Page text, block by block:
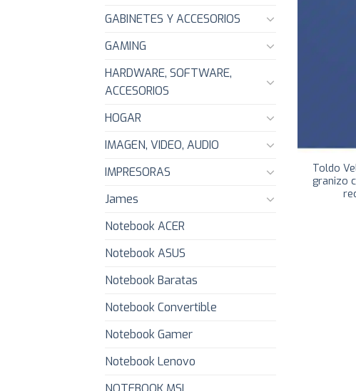
GABINETES Y ACCESORIOS
GAMING
HARDWARE, SOFTWARE,
ACCESORIOS
HOGAR
IMAGEN, VIDEO, AUDIO
IMPRESORAS
James
Notebook ACER
Notebook ASUS
Notebook Baratas
Notebook Convertible
Notebook Gamer
Notebook Lenovo
Toldo
granizo